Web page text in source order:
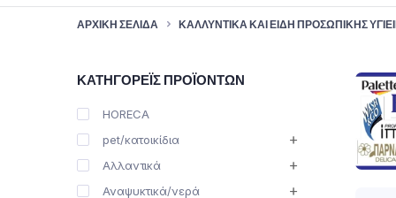
ΑΡΧΙΚΉ ΣΕΛΊΔΑ ΚΑΛΛΥΝΤΙΚΆ ΚΑΙ ΕΊΔΗ ΠΡΟΣΩΠΙΚΉΣ
ΚΑΤΗΓΟΡΈΙΣ ΠΡΟΪΌΝΤΩΝ
HORECA
pet/κατοικίδια
Αλλαντικά
Αναψυκτικά/νερά